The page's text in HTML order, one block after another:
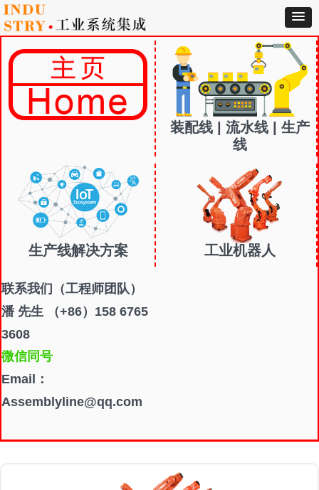
装配线 | 流水线 | 生产
线
生产线解决方案 工业机器人
联系我们
（工程师团队）
潘 先生 （+86）158 6765
3608
微信同号
Email：
Assemblyline@qq.com